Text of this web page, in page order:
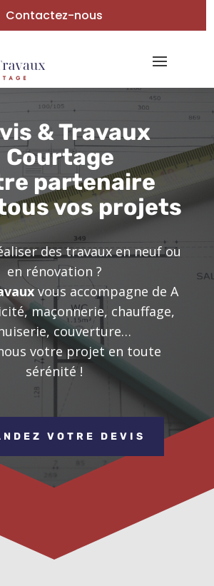
Contactez-nous
& Travaux
Courtage
partenaire
vos projets
des travaux en neuf ou
en rénovation ?
vous accompagne de A
maçonnerie, chauffage,
couverture…
votre projet en toute
sérénité !
VOTRE DEVIS